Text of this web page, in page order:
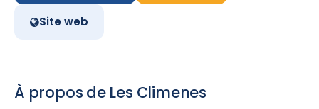
Site web
À propos de Les Climenes